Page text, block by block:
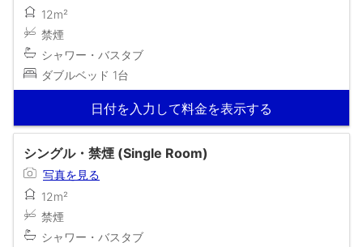
12m²
禁煙
シャワー・バスタブ
ダブルベッド 1台
日付を入力して料金を表示する
シングル・禁煙 (Single Room)
写真を見る
12m²
禁煙
シャワー・バスタブ